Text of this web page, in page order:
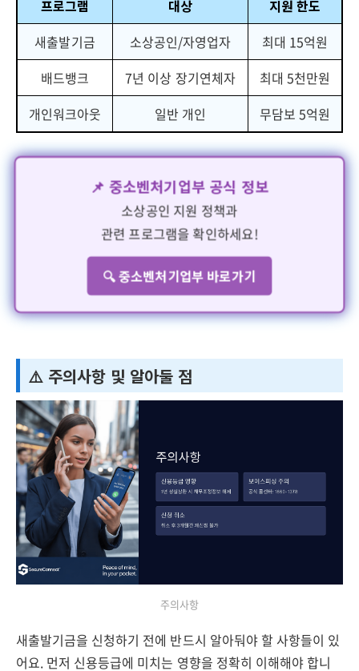
프로그램 대상
지원 한도
새출발기금
소상공인/자영업자
최대 15억원
배드뱅크
7년 이상 장기연체자
최대 5천만원
개인워크아웃
일반 개인 무담보 5억원
📌 중소벤처기업부 공식 정보
소상공인 지원 정책과
관련 프로그램을 확인하세요!
🔍 중소벤처기업부 바로가기
⚠️ 주의사항 및 알아둘 점
주의사항
새출발기금을 신청하기 전에 반드시 알아둬야 할 사항들이 있
어요. 먼저 신용등급에 미치는 영향을 정확히 이해해야 합니